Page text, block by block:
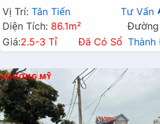
Vị Trí: Tân Tiến Tư Vấn
Diện Tích: 86.1m²
Đường
Giá:2.5-3 Tỉ Đã Có Sổ
CHƯƠNG MỸ